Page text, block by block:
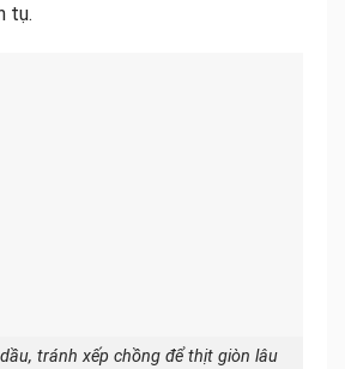
tụ.
tránh xếp chồng để thịt giòn lâu